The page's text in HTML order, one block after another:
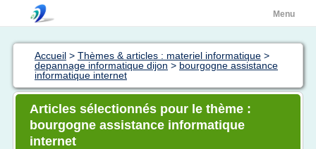
Menu
Accueil > Thèmes & articles : materiel informatique >
depannage informatique dijon > bourgogne assistance
informatique internet
Articles sélectionnés pour le thème :
bourgogne assistance informatique
internet